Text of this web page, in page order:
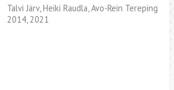
Talvi Järv, Heiki Raudla, Avo-Rein Tereping
2014, 2021